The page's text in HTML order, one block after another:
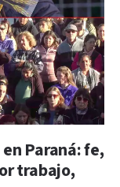
Paraná: fe,
trabajo,